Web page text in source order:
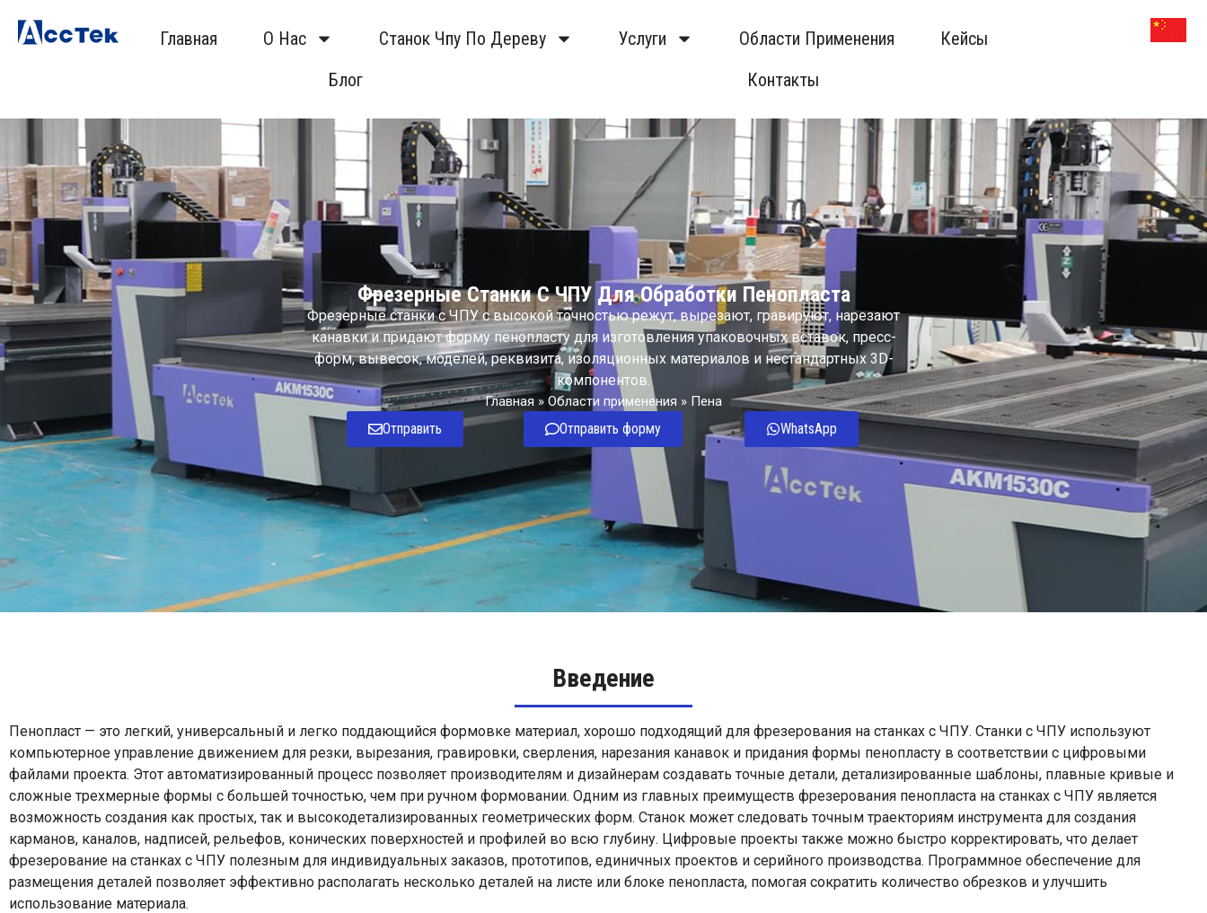
Главная О Нас Станок Чпу По Дереву Услуги Области Применения
Кейсы
Блог
Контакты
Фрезерные Станки С ЧПУ Для Обработки Пенопласта
Фрезерные станки с ЧПУ с высокой точностью режут, вырезают, гравируют, нарезают
канавки и придают форму пенопласту для изготовления упаковочных вставок, пресс-
форм, вывесок, моделей, реквизита, изоляционных материалов и нестандартных 3D-
компонентов.
Главная » Области применения » Пена
Отправить Отправить форму WhatsApp
Введение
Пенопласт — это легкий, универсальный и легко поддающийся формовке материал, хорошо подходящий для фрезерования на станках с ЧПУ. Станки с ЧПУ используют
компьютерное управление движением для резки, вырезания, гравировки, сверления, нарезания канавок и придания формы пенопласту в соответствии с цифровыми
файлами проекта. Этот автоматизированный процесс позволяет производителям и дизайнерам создавать точные детали, детализированные шаблоны, плавные кривые и
сложные трехмерные формы с большей точностью, чем при ручном формовании. Одним из главных преимуществ фрезерования пенопласта на станках с ЧПУ является
возможность создания как простых, так и высокодетализированных геометрических форм. Станок может следовать точным траекториям инструмента для создания
карманов, каналов, надписей, рельефов, конических поверхностей и профилей во всю глубину. Цифровые проекты также можно быстро корректировать, что делает
фрезерование на станках с ЧПУ полезным для индивидуальных заказов, прототипов, единичных проектов и серийного производства. Программное обеспечение для
размещения деталей позволяет эффективно располагать несколько деталей на листе или блоке пенопласта, помогая сократить количество обрезков и улучшить
использование материала.